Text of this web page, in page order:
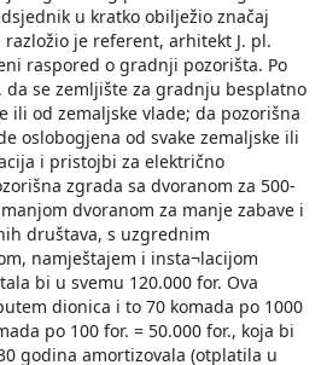
u kratko obilježio značaj
je referent, arhitekt J. pl.
raspored o gradnji pozorišta. Po
se zemljište za gradnju besplatno
ili od zemaljske vlade; da pozorišna
oslobogjena od svake zemaljske ili
i pristojbi za električno
zgrada sa dvoranom za 500-
dvoranom za manje zabave i
društava, s uzgrednim
namještajem i insta¬lacijom
bi u svemu 120.000 for. Ova
dionica i to 70 komada po 1000
po 100 for. = 50.000 for., koja bi
godina amortizovala (otplatila u